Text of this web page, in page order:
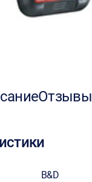
Отзывы
B&D